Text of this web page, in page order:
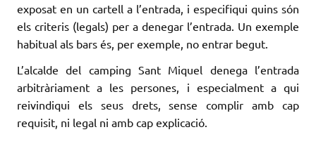
exposat en un cartell a l’entrada, i especifiqui quins són
els criteris (legals) per a denegar l’entrada. Un exemple
habitual als bars és, per exemple, no entrar begut.
L’alcalde del camping Sant Miquel denega l’entrada
arbitràriament a les persones, i especialment a qui
reivindiqui els seus drets, sense complir amb cap
requisit, ni legal ni amb cap explicació.